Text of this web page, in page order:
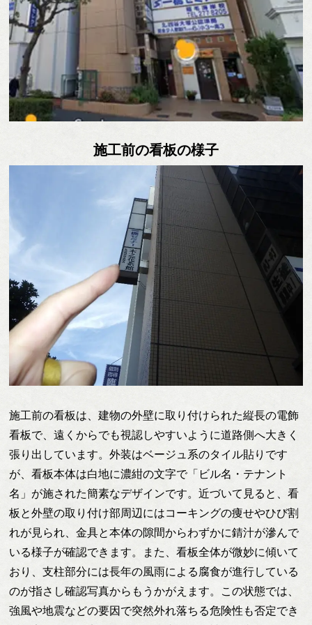
施工前の看板の様子
施工前の看板は、建物の外壁に取り付けられた縦長の電飾
看板で、遠くからでも視認しやすいように道路側へ大きく
張り出しています。外装はベージュ系のタイル貼りです
が、看板本体は白地に濃紺の文字で「ビル名・テナント
名」が施された簡素なデザインです。近づいて見ると、看
板と外壁の取り付け部周辺にはコーキングの痩せやひび割
れが見られ、金具と本体の隙間からわずかに錆汁が滲んで
いる様子が確認できます。また、看板全体が微妙に傾いて
おり、支柱部分には長年の風雨による腐食が進行している
のが指さし確認写真からもうかがえます。この状態では、
強風や地震などの要因で突然外れ落ちる危険性も否定でき